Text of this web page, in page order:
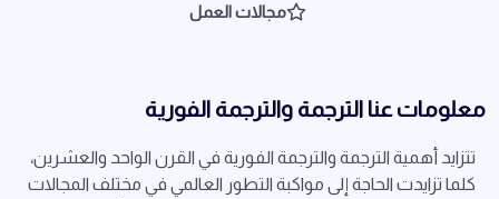
مجالات العمل
معلومات عنا الترجمة والترجمة الفورية
تتزايد أهمية الترجمة والترجمة الفورية في القرن الواحد والعشرين،
كلما تزايدت الحاجة إلى مواكبة التطور العالمي في مختلف المجالات